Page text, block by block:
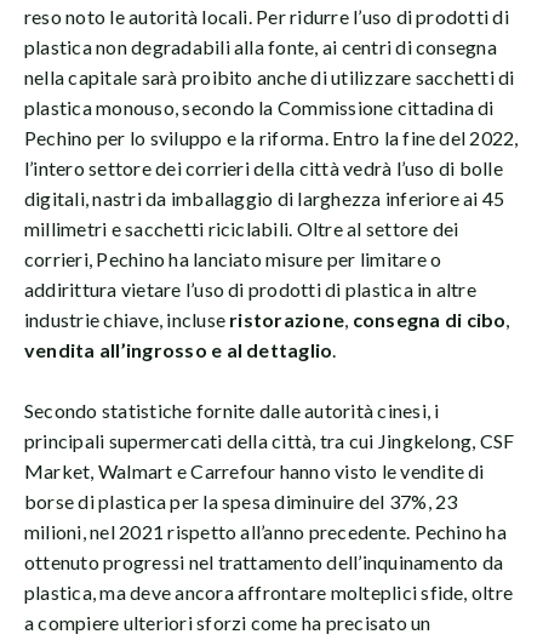
reso noto le autorità locali. Per ridurre l’uso di prodotti di
plastica non degradabili alla fonte, ai centri di consegna
nella capitale sarà proibito anche di utilizzare sacchetti di
plastica monouso, secondo la Commissione cittadina di
Pechino per lo sviluppo e la riforma. Entro la fine del 2022,
l’intero settore dei corrieri della città vedrà l’uso di bolle
digitali, nastri da imballaggio di larghezza inferiore ai 45
millimetri e sacchetti riciclabili. Oltre al settore dei
corrieri, Pechino ha lanciato misure per limitare o
addirittura vietare l’uso di prodotti di plastica in altre
industrie chiave, incluse ristorazione, consegna di cibo,
vendita all’ingrosso e al dettaglio.
Secondo statistiche fornite dalle autorità cinesi, i
principali supermercati della città, tra cui Jingkelong, CSF
Market, Walmart e Carrefour hanno visto le vendite di
borse di plastica per la spesa diminuire del 37%, 23
milioni, nel 2021 rispetto all’anno precedente. Pechino ha
ottenuto progressi nel trattamento dell’inquinamento da
plastica, ma deve ancora affrontare molteplici sfide, oltre
a compiere ulteriori sforzi come ha precisato un